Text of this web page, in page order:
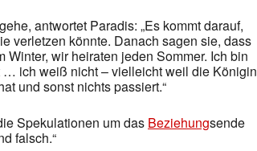
antwortet Paradis: „Es kommt darauf,
verletzen könnte. Danach sagen sie, dass
wir heiraten jeden Sommer. Ich bin
ich weiß nicht – vielleicht weil die Königin
und sonst nichts passiert.“
Spekulationen um das Beziehungsende
falsch.“